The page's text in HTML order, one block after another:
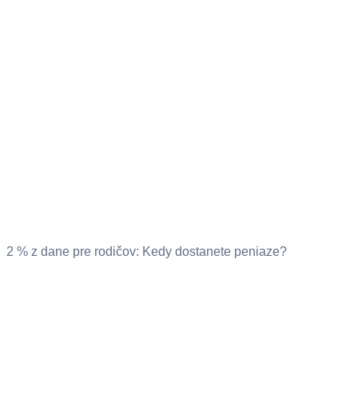
2 % z dane pre rodičov: Kedy dostanete peniaze?